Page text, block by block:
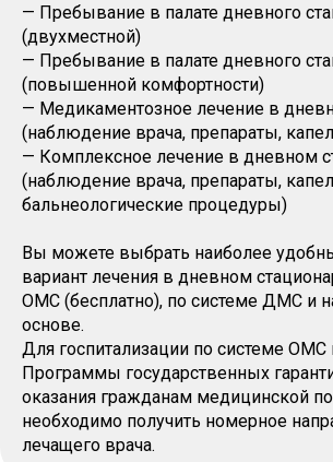
— Пребывание в палате дневного
(двухместной)
— Пребывание в палате дневного
(повышенной комфортности)
— Медикаментозное лечение в
(наблюдение врача, препараты,
— Комплексное лечение в дневном
(наблюдение врача, препараты,
бальнеологические процедуры)
Вы можете выбрать наиболее
вариант лечения в дневном
ОМС (бесплатно), по системе ДМС и
основе.
Для госпитализации по системе ОМС
Программы государственных
оказания гражданам медицинской
необходимо получить номерное
лечащего врача.